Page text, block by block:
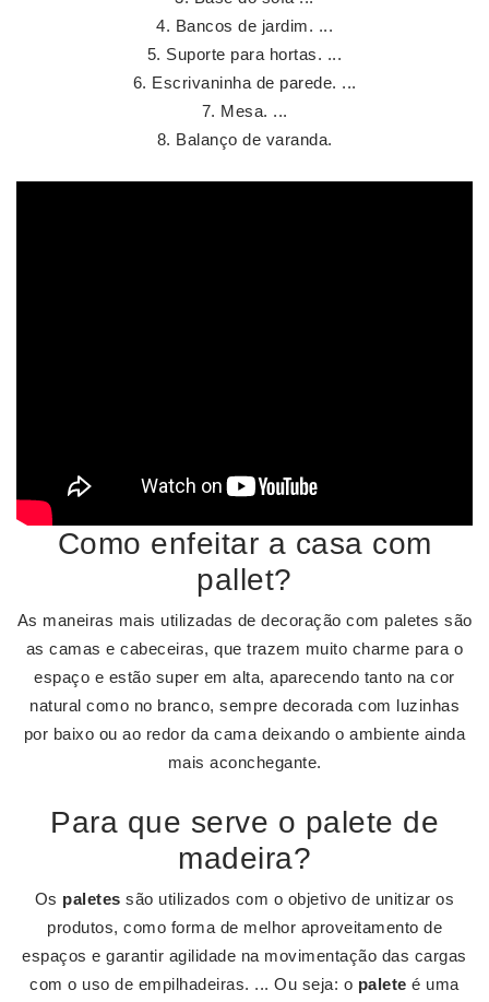
Bancos de jardim. ...
Suporte para hortas. ...
Escrivaninha de parede. ...
Mesa. ...
Balanço de varanda.
Como enfeitar a casa com
pallet?
As maneiras mais utilizadas de decoração com paletes são
as camas e cabeceiras, que trazem muito charme para o
espaço e estão super em alta, aparecendo tanto na cor
natural como no branco, sempre decorada com luzinhas
por baixo ou ao redor da cama deixando o ambiente ainda
mais aconchegante.
Para que serve o palete de
madeira?
Os paletes são utilizados com o objetivo de unitizar os
produtos, como forma de melhor aproveitamento de
espaços e garantir agilidade na movimentação das cargas
com o uso de empilhadeiras. ... Ou seja: o palete é uma